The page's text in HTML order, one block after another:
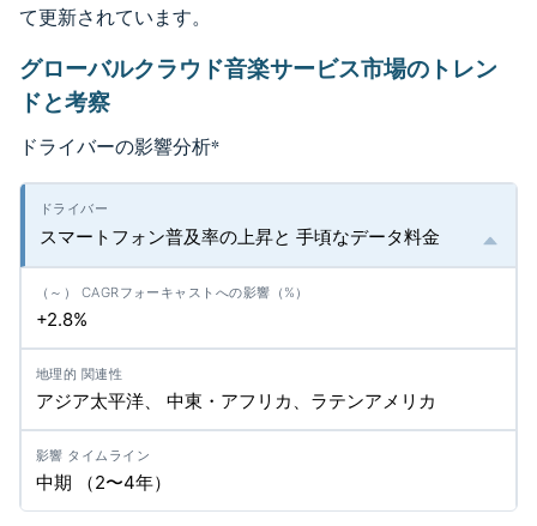
て更新されています。
グローバルクラウド音楽サービス市場のトレン
ドと考察
ドライバーの影響分析*
スマートフォン普及率の上昇と 手頃なデータ料金
+2.8%
アジア太平洋、 中東・アフリカ、ラテンアメリカ
中期 （2〜4年）